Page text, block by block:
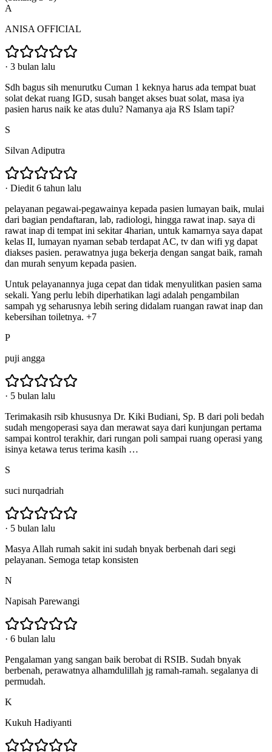
A
ANISA OFFICIAL
· 3 bulan lalu
Sdh bagus sih menurutku Cuman 1 keknya harus ada tempat buat
solat dekat ruang IGD, susah banget akses buat solat, masa iya
pasien harus naik ke atas dulu? Namanya aja RS Islam tapi?
S
Silvan Adiputra
· Diedit 6 tahun lalu
pelayanan pegawai-pegawainya kepada pasien lumayan baik, mulai
dari bagian pendaftaran, lab, radiologi, hingga rawat inap. saya di
rawat inap di tempat ini sekitar 4harian, untuk kamarnya saya dapat
kelas II, lumayan nyaman sebab terdapat AC, tv dan wifi yg dapat
diakses pasien. perawatnya juga bekerja dengan sangat baik, ramah
dan murah senyum kepada pasien.
Untuk pelayanannya juga cepat dan tidak menyulitkan pasien sama
sekali. Yang perlu lebih diperhatikan lagi adalah pengambilan
sampah yg seharusnya lebih sering didalam ruangan rawat inap dan
kebersihan toiletnya. +7
P
puji angga
· 5 bulan lalu
Terimakasih rsib khususnya Dr. Kiki Budiani, Sp. B dari poli bedah
sudah mengoperasi saya dan merawat saya dari kunjungan pertama
sampai kontrol terakhir, dari rungan poli sampai ruang operasi yang
isinya ketawa terus terima kasih …
S
suci nurqadriah
· 5 bulan lalu
Masya Allah rumah sakit ini sudah bnyak berbenah dari segi
pelayanan. Semoga tetap konsisten
N
Napisah Parewangi
· 6 bulan lalu
Pengalaman yang sangan baik berobat di RSIB. Sudah bnyak
berbenah, perawatnya alhamdulillah jg ramah-ramah. segalanya di
permudah.
K
Kukuh Hadiyanti